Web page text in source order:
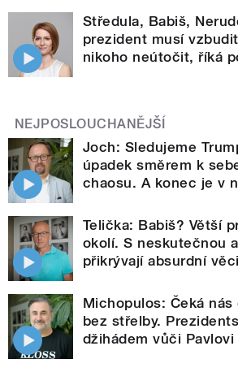
Středula, Babiš,
prezident musí
nikoho neútočit, říká
NEJPOSLOUCHANĚJŠÍ
Joch: Sledujeme
úpadek směrem k
chaosu. A konec je v
Telička: Babiš? Větší
okolí. S neskutečnou
přikrývají absurdní věci
Michopulos: Čeká nás
bez střelby.
džihádem vůči Pavlovi